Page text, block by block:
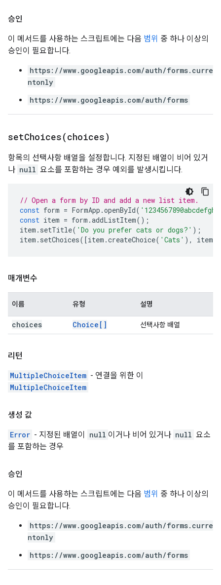
승인
이 메서드를 사용하는 스크립트에는 다음 범위 중 하나 이상의
승인이 필요합니다.
https://www.googleapis.com/auth/forms.curre
ntonly
https://www.googleapis.com/auth/forms
setChoices(choices)
항목의 선택사항 배열을 설정합니다. 지정된 배열이 비어 있거
나 null 요소를 포함하는 경우 예외를 발생시킵니다.
// Open a form by ID and add a new list item.
const form = FormApp .openById(
const item = form .addListItem();
item . setTitle( 'Do you prefer cats or dogs?' );
item . setChoices([item .createChoice( 'Cats' ), item
매개변수
이름 유형 설명
choices Choice[] 선택사항 배열
리턴
MultipleChoiceItem - 연결을 위한 이
MultipleChoiceItem
생성 값
Error - 지정된 배열이 null 이거나 비어 있거나 null 요소
를 포함하는 경우
승인
이 메서드를 사용하는 스크립트에는 다음 범위 중 하나 이상의
승인이 필요합니다.
https://www.googleapis.com/auth/forms.curre
ntonly
https://www.googleapis.com/auth/forms